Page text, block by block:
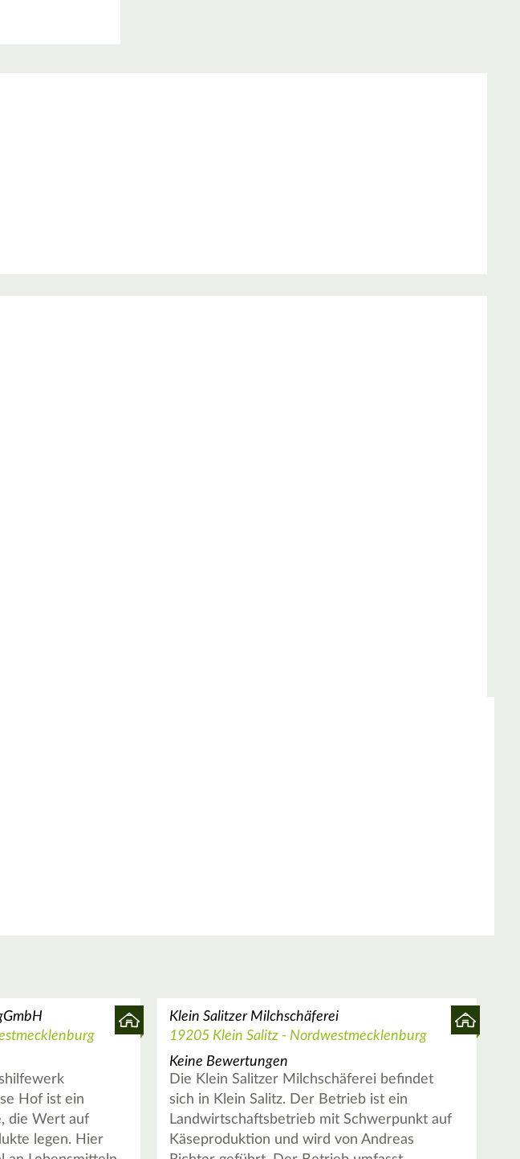
Hof ist ein
die Wert auf
legen. Hier
Klein Salitzer Milchschäferei
19205 Klein Salitz - Nordwestmecklenburg
Keine Bewertungen
Die Klein Salitzer Milchschäferei befindet
sich in Klein Salitz. Der Betrieb ist ein
Landwirtschaftsbetrieb mit Schwerpunkt auf
Käseproduktion und wird von Andreas